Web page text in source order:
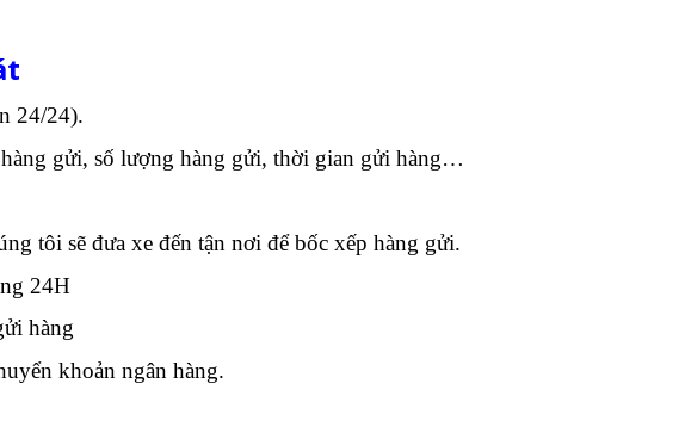
24/24).
gửi, số lượng hàng gửi, thời gian gửi hàng…
tôi sẽ đưa xe đến tận nơi để bốc xếp hàng gửi.
24H
hàng
khoản ngân hàng.